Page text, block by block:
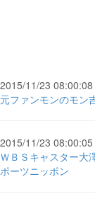
2015/11/23 08:00:08
元ファンモンのモン
2015/11/23 08:00:05
ＷＢＳキャスター大
ポーツニッポン